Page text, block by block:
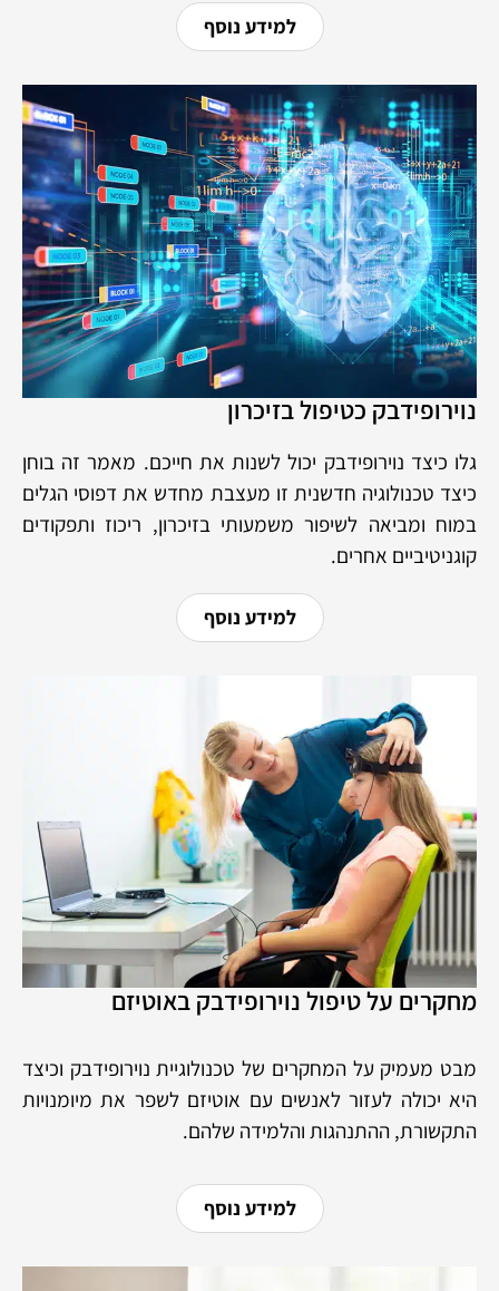
למידע נוסף
נוירופידבק כטיפול בזיכרון
גלו כיצד נוירופידבק יכול לשנות את חייכם. מאמר זה בוחן
כיצד טכנולוגיה חדשנית זו מעצבת מחדש את דפוסי הגלים
במוח ומביאה לשיפור משמעותי בזיכרון, ריכוז ותפקודים
קוגניטיביים אחרים.
למידע נוסף
מחקרים על טיפול נוירופידבק באוטיזם
מבט מעמיק על המחקרים של טכנולוגיית נוירופידבק וכיצד
היא יכולה לעזור לאנשים עם אוטיזם לשפר את מיומנויות
התקשורת, ההתנהגות והלמידה שלהם.
למידע נוסף